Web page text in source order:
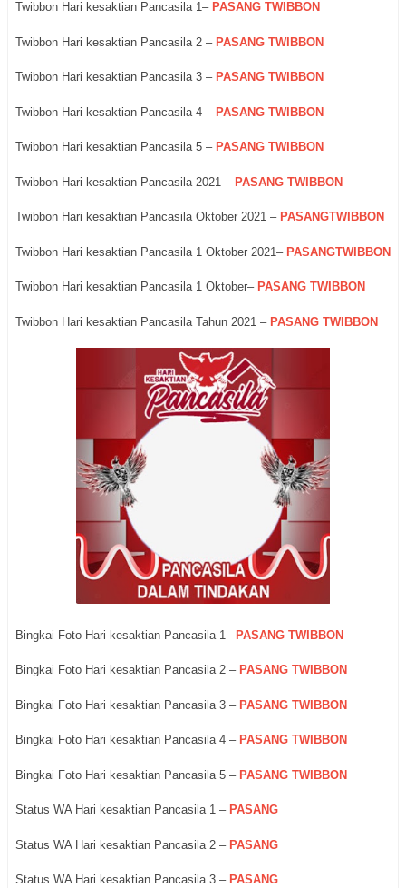
Twibbon Hari kesaktian Pancasila 1– PASANG TWIBBON
Twibbon Hari kesaktian Pancasila 2 – PASANG TWIBBON
Twibbon Hari kesaktian Pancasila 3 – PASANG TWIBBON
Twibbon Hari kesaktian Pancasila 4 – PASANG TWIBBON
Twibbon Hari kesaktian Pancasila 5 – PASANG TWIBBON
Twibbon Hari kesaktian Pancasila 2021 – PASANG TWIBBON
Twibbon Hari kesaktian Pancasila Oktober 2021 – PASANGTWIBBON
Twibbon Hari kesaktian Pancasila 1 Oktober 2021– PASANGTWIBBON
Twibbon Hari kesaktian Pancasila 1 Oktober– PASANG TWIBBON
Twibbon Hari kesaktian Pancasila Tahun 2021 – PASANG TWIBBON
Bingkai Foto Hari kesaktian Pancasila 1– PASANG TWIBBON
Bingkai Foto Hari kesaktian Pancasila 2 – PASANG TWIBBON
Bingkai Foto Hari kesaktian Pancasila 3 –PASANG TWIBBON
Bingkai Foto Hari kesaktian Pancasila 4 – PASANG TWIBBON
Bingkai Foto Hari kesaktian Pancasila 5 – PASANG TWIBBON
Status WA Hari kesaktian Pancasila 1 – PASANG
Status WA Hari kesaktian Pancasila 2 – PASANG
Status WA Hari kesaktian Pancasila 3 – PASANG